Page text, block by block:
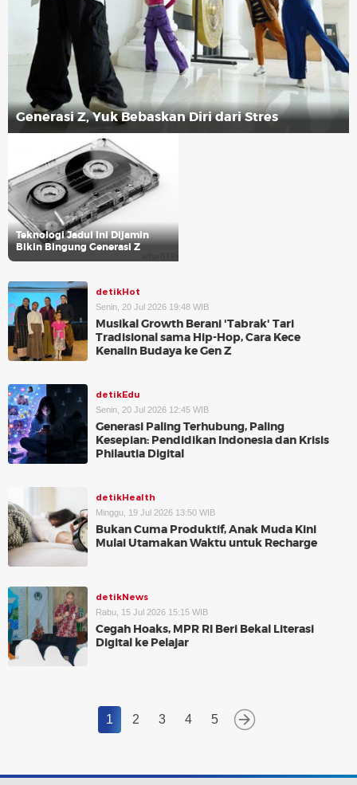
Generasi Z, Yuk Bebaskan Diri dari Stres
Teknologi Jadul Ini Dijamin
Bikin Bingung Generasi Z
detikHot
Senin, 20 Jul 2026 19:48 WIB
Musikal Growth Berani 'Tabrak' Tari
Tradisional sama Hip-Hop, Cara Kece
Kenalin Budaya ke Gen Z
detikEdu
Senin, 20 Jul 2026 12:45 WIB
Generasi Paling Terhubung, Paling
Kesepian: Pendidikan Indonesia dan Krisis
Philautia Digital
detikHealth
Minggu, 19 Jul 2026 13:50 WIB
Bukan Cuma Produktif, Anak Muda Kini
Mulai Utamakan Waktu untuk Recharge
detikNews
Rabu, 15 Jul 2026 15:15 WIB
Cegah Hoaks, MPR RI Beri Bekal Literasi
Digital ke Pelajar
1 2 3 4 5